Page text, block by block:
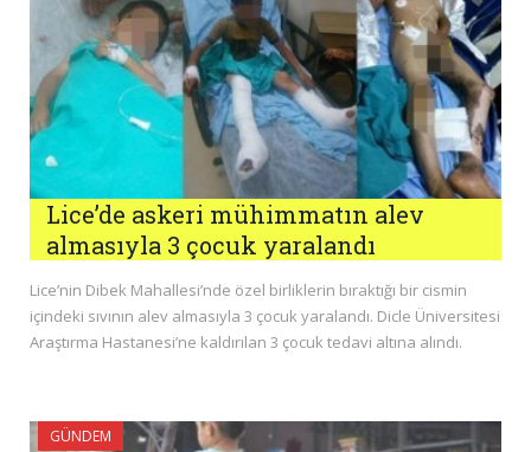
Lice’de askeri mühimmatın alev
almasıyla 3 çocuk yaralandı
Lice’nin Dibek Mahallesi’nde özel birliklerin bıraktığı bir cismin
içindeki sıvının alev almasıyla 3 çocuk yaralandı. Dicle Üniversitesi
Araştırma Hastanesi’ne kaldırılan 3 çocuk tedavi altına alındı.
GÜNDEM